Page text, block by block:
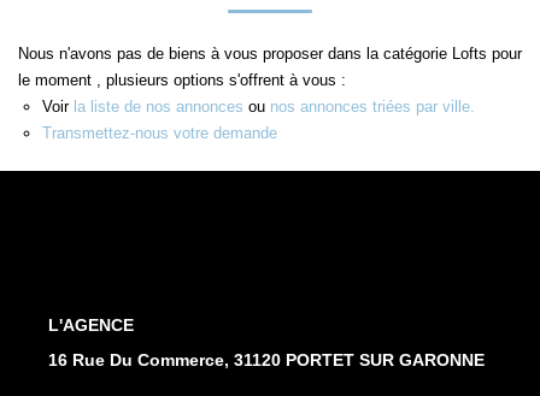
L'AGENCE
Budget max Plus de critères
Nous n'avons pas de biens à vous proposer dans la catégorie Lofts pour
le moment , plusieurs options s'offrent à vous :
Voir la liste de nos annonces ou nos annonces triées par ville.
Transmettez-nous votre demande
L'AGENCE
16 Rue Du Commerce, 31120 PORTET SUR GARONNE